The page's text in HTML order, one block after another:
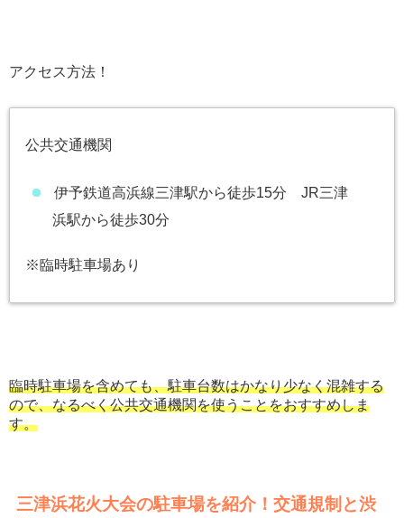
アクセス方法！
公共交通機関
伊予鉄道高浜線三津駅から徒歩15分 JR三津
浜駅から徒歩30分
※臨時駐車場あり
臨時駐車場を含めても、駐車台数はかなり少なく混雑する
ので、なるべく公共交通機関を使うことをおすすめしま
す。
三津浜花火大会の駐車場を紹介！交通規制と渋